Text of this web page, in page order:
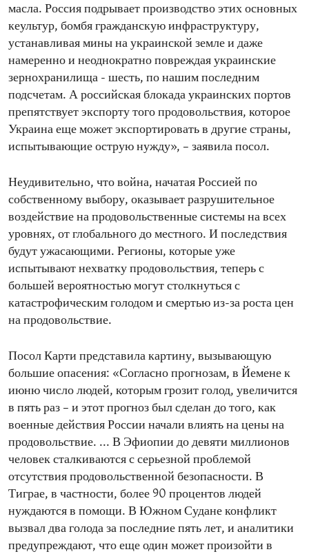
масла. Россия подрывает производство этих основных
кеультур, бомбя гражданскую инфраструктуру,
устанавливая мины на украинской земле и даже
намеренно и неоднократно повреждая украинские
зернохранилища - шесть, по нашим последним
подсчетам. А российская блокада украинских портов
препятствует экспорту того продовольствия, которое
Украина еще может экспортировать в другие страны,
испытывающие острую нужду», – заявила посол.
Неудивительно, что война, начатая Россией по
собственному выбору, оказывает разрушительное
воздействие на продовольственные системы на всех
уровнях, от глобального до местного. И последствия
будут ужасающими. Регионы, которые уже
испытывают нехватку продовольствия, теперь с
большей вероятностью могут столкнуться с
катастрофическим голодом и смертью из-за роста цен
на продовольствие.
Посол Карти представила картину, вызывающую
большие опасения: «Согласно прогнозам, в Йемене к
июню число людей, которым грозит голод, увеличится
в пять раз – и этот прогноз был сделан до того, как
военные действия России начали влиять на цены на
продовольствие. ... В Эфиопии до девяти миллионов
человек сталкиваются с серьезной проблемой
отсутствия продовольственной безопасности. В
Тиграе, в частности, более 90 процентов людей
нуждаются в помощи. В Южном Судане конфликт
вызвал два голода за последние пять лет, и аналитики
предупреждают, что еще один может произойти в